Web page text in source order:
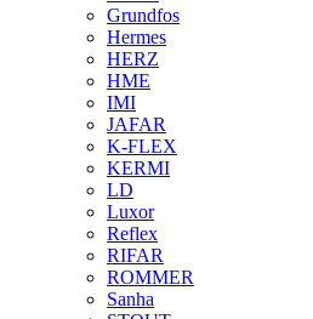
Grundfos
Hermes
HERZ
HME
IMI
JAFAR
K-FLEX
KERMI
LD
Luxor
Reflex
RIFAR
ROMMER
Sanha